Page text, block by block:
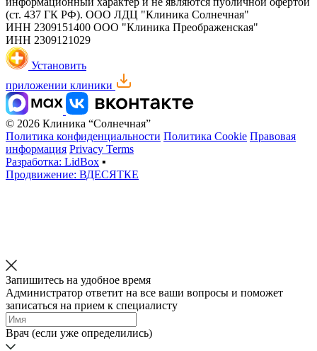
(ст. 437 ГК РФ). ООО ЛДЦ "Клиника Солнечная"
ИНН 2309151400 ООО "Клиника Преображенская"
ИНН 2309121029
Установить
приложении клиники
© 2026 Клиника “Солнечная”
Политика конфиденциальности Политика Cookie Правовая
информация Privacy Terms
Разработка: LidBox ▪
Продвижение: ВДЕСЯТКЕ
Запишитесь на удобное время
Администратор ответит на все ваши вопросы и поможет
записаться на прием к специалисту
Врач (если уже определились)